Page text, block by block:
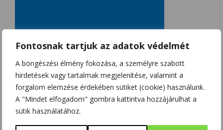
Fontosnak tartjuk az adatok védelmét
A böngészési élmény fokozása, a személyre szabott
hirdetések vagy tartalmak megjelenítése, valamint a
forgalom elemzése érdekében sütiket (cookie) használunk.
A "Mindet elfogadom" gombra kattintva hozzájárulhat a
sütik használatához.